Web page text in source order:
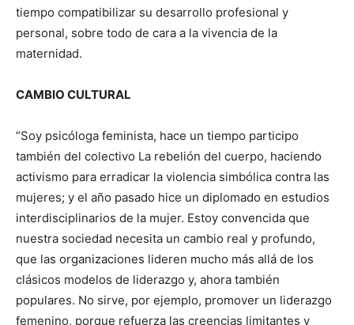
tiempo compatibilizar su desarrollo profesional y
personal, sobre todo de cara a la vivencia de la
maternidad.
CAMBIO CULTURAL
“Soy psicóloga feminista, hace un tiempo participo
también del colectivo La rebelión del cuerpo, haciendo
activismo para erradicar la violencia simbólica contra las
mujeres; y el año pasado hice un diplomado en estudios
interdisciplinarios de la mujer. Estoy convencida que
nuestra sociedad necesita un cambio real y profundo,
que las organizaciones lideren mucho más allá de los
clásicos modelos de liderazgo y, ahora también
populares. No sirve, por ejemplo, promover un liderazgo
femenino, porque refuerza las creencias limitantes y